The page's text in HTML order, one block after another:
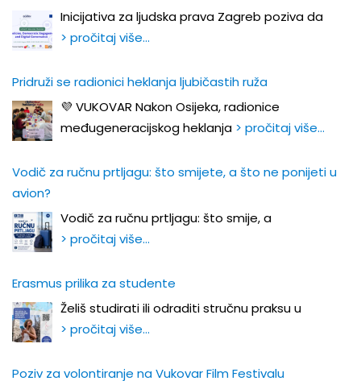
Inicijativa za ljudska prava Zagreb poziva da
> pročitaj više…
Pridruži se radionici heklanja ljubičastih ruža
💜 VUKOVAR Nakon Osijeka, radionice
međugeneracijskog heklanja > pročitaj više…
Vodič za ručnu prtljagu: što smijete, a što ne ponijeti u
avion?
Vodič za ručnu prtljagu: što smije, a
> pročitaj više…
Erasmus prilika za studente
Želiš studirati ili odraditi stručnu praksu u
> pročitaj više…
Poziv za volontiranje na Vukovar Film Festivalu